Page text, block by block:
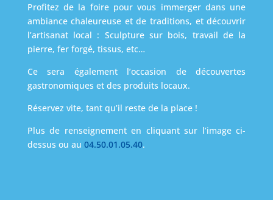
Profitez de la foire pour vous immerger dans une
ambiance chaleureuse et de traditions, et découvrir
l’artisanat local : Sculpture sur bois, travail de la
pierre, fer forgé, tissus, etc…
Ce sera également l’occasion de découvertes
gastronomiques et des produits locaux.
Réservez vite, tant qu’il reste de la place !
Plus de renseignement en cliquant sur l’image ci-
dessus ou au 04.50.01.05.40.